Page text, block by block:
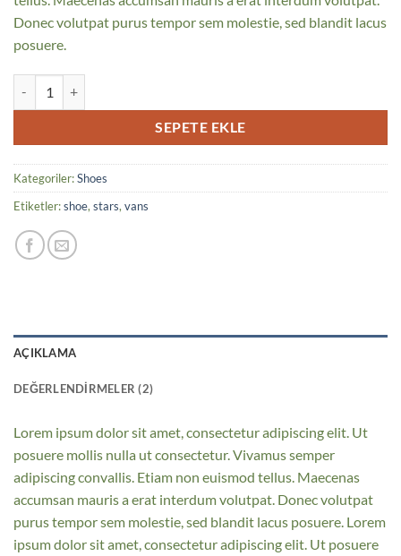
3.5
puan
Donec volutpat purus tempor sem molestie, sed blandit lacus
posuere.
SEPETE EKLE
Kategoriler:Shoes
Etiketler:shoe, stars, vans
AÇIKLAMA
DEĞERLENDIRMELER (2)
Lorem ipsum dolor sit amet, consectetur adipiscing elit. Ut
posuere mollis nulla ut consectetur. Vivamus semper
adipiscing convallis. Etiam non euismod tellus. Maecenas
accumsan mauris a erat interdum volutpat. Donec volutpat
purus tempor sem molestie, sed blandit lacus posuere. Lorem
ipsum dolor sit amet, consectetur adipiscing elit. Ut posuere